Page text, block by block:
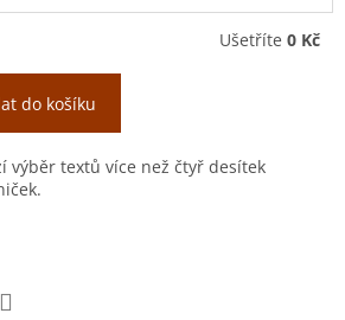
Ušetříte 0 Kč
do košíku
výběr textů více než čtyř desítek